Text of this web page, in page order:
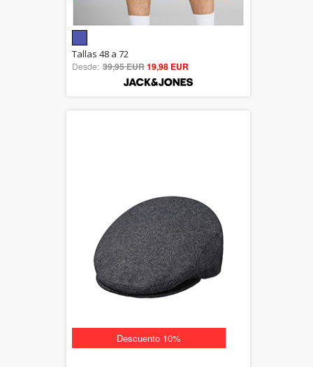
out of 5
Tallas 48 a 72
Desde: 39,95 EUR19,98 EUR
Descuento 10%